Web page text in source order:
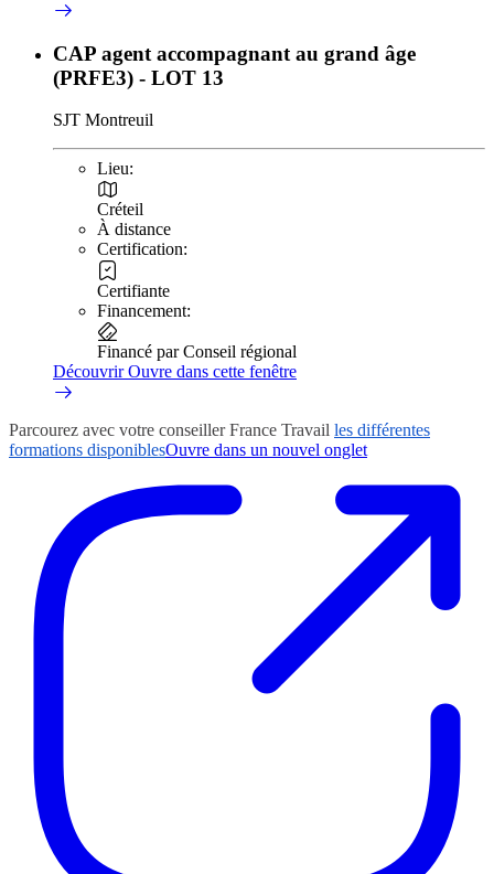
CAP agent accompagnant au grand âge
(PRFE3) - LOT 13
SJT Montreuil
Lieu:
Créteil
À distance
Certification:
Certifiante
Financement:
Financé par Conseil régional
DécouvrirOuvre dans cette fenêtre
Parcourez avec votre conseiller France Travail les différentes
formations disponiblesOuvre dans un nouvel onglet